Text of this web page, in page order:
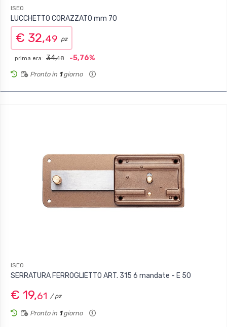
ISEO
LUCCHETTO CORAZZATO mm 70
€ 32,49 pz
prima era: 34,48 -5,76%
Pronto in 1giorno
ISEO
SERRATURA FERROGLIETTO ART. 315 6 mandate - E 50
€ 19,61 / pz
Pronto in 1giorno